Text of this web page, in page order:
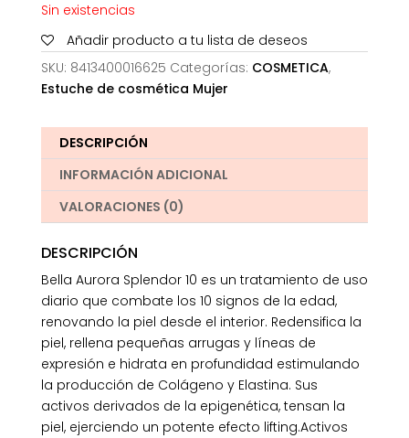
Sin existencias
Añadir producto a tu lista de deseos
SKU: 8413400016625 Categorías: COSMETICA,
Estuche de cosmética Mujer
DESCRIPCIÓN
INFORMACIÓN ADICIONAL
VALORACIONES (0)
DESCRIPCIÓN
Bella Aurora Splendor 10 es un tratamiento de uso
diario que combate los 10 signos de la edad,
renovando la piel desde el interior. Redensifica la
piel, rellena pequeñas arrugas y líneas de
expresión e hidrata en profundidad estimulando
la producción de Colágeno y Elastina. Sus
activos derivados de la epigenética, tensan la
piel, ejerciendo un potente efecto lifting.Activos